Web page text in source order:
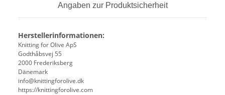
Angaben zur Produktsicherheit
Herstellerinformationen:
Knitting for Olive ApS
Godthåbsvej 55
2000 Frederiksberg
Dänemark
info@knittingforolive.dk
https://knittingforolive.com